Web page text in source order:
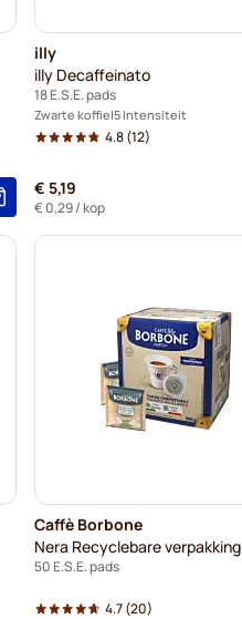
illy
illy Decaffeinato
18 E.S.E. pads
Zwarte koffie 5 Intensiteit
4.8(12)
€ 5,19
€ 0,29/ kop
Caffè Borbone
Nera Recyclebare verpakking
50 E.S.E. pads
4.7(20)